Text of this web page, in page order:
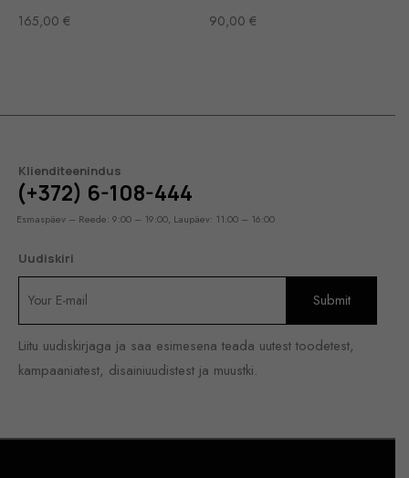
165,00 € 90,00 €
Klienditeenindus
(+372) 6-108-444
Esmaspäev – Reede: 9:00 – 19:00, Laupäev: 11:00 – 16:00
Uudiskiri
Liitu uudiskirjaga ja saa esimesena teada uutest toodetest,
kampaaniatest, disainiuudistest ja muustki.